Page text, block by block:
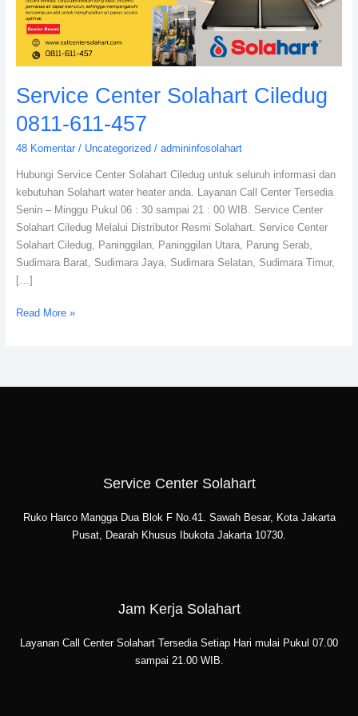
Service Center Solahart Ciledug
0811-611-457
48 Komentar / Uncategorized / admininfosolahart
Hubungi Service Center Solahart Ciledug untuk seluruh informasi dan
kebutuhan Solahart water heater anda. Layanan Call Center Tersedia
Senin – Minggu Pukul 06 : 30 sampai 21 : 00 WIB. Service Center
Solahart Ciledug Melalui Distributor Resmi Solahart. Service Center
Solahart Ciledug, Paninggilan, Paninggilan Utara, Parung Serab,
Sudimara Barat, Sudimara Jaya, Sudimara Selatan, Sudimara Timur,
[…]
457
Read More »
Service Center Solahart
Ruko Harco Mangga Dua Blok F No.41. Sawah Besar, Kota Jakarta
Pusat, Dearah Khusus Ibukota Jakarta 10730.
Jam Kerja Solahart
Layanan Call Center Solahart Tersedia Setiap Hari mulai Pukul 07.00
sampai 21.00 WIB.